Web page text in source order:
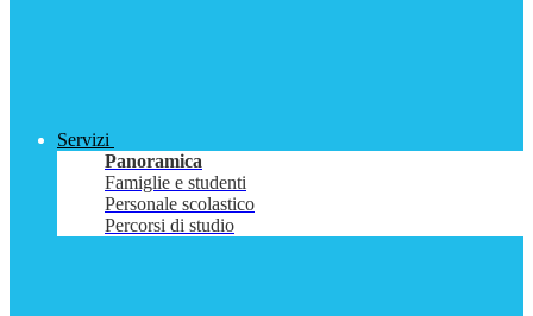
Servizi
Panoramica
Famiglie e studenti
Personale scolastico
Percorsi di studio